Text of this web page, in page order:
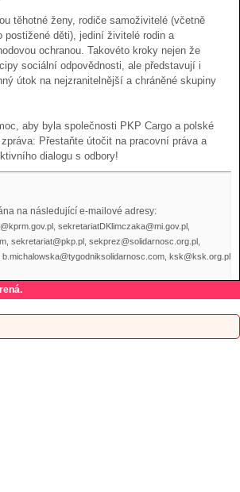
těhotné ženy, rodiče samoživitelé (včetně
děti), jediní živitelé rodin a
ochranou. Takovéto kroky nejen že
sociální odpovědnosti, ale představují i
útok na nejzranitelnější a chráněné skupiny
aby byla společnosti PKP Cargo a polské
Přestaňte útočit na pracovní práva a
dialogu s odbory!
na následující e-mailové adresy:
sekretariatDKlimczaka@mi.gov.pl,
sekretariat@pkp.pl, sekprez@solidarnosc.org.pl,
ksk@ksk.org.pl